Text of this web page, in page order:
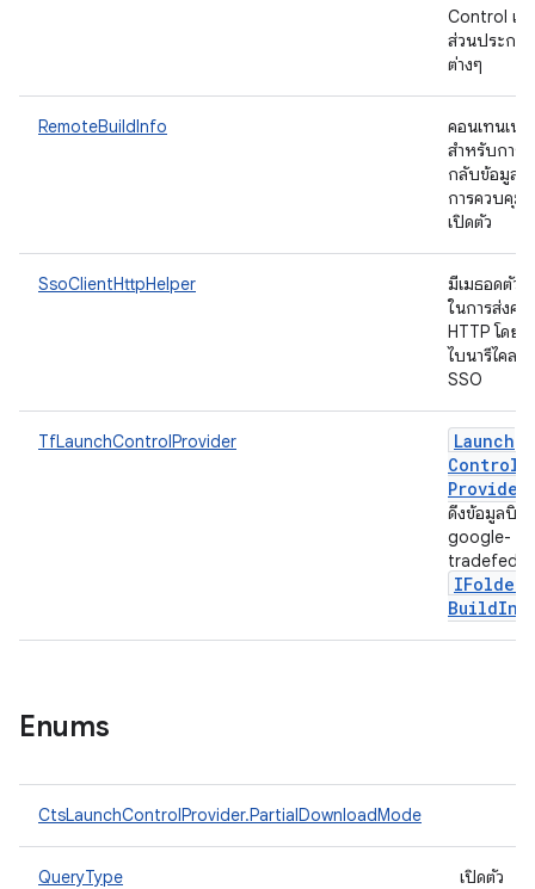
Control เป็
ส่วนประกอ
ต่างๆ
RemoteBuildInfo
คอนเทนเนอ
สำหรับการ
กลับข้อมูลบิ
การควบคุม
เปิดตัว
SsoClientHttpHelper
มีเมธอดตัวช่
ในการส่งคำ
HTTP โดยใ
ไบนารีไคลเ
SSO
TfLaunchControlProvider
Launch
Control
Provider
ดึงข้อมูลบิลด์
google-
tradefed เ
IFolder
Build
Enums
CtsLaunchControlProvider.PartialDownloadMode
QueryType
เปิดตัว